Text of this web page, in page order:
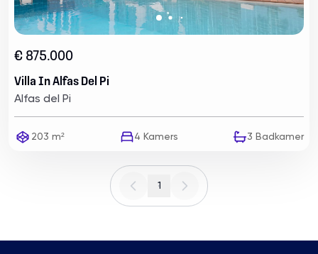
€ 875.000
Villa In Alfas Del Pi
Alfas del Pi
203 m² 4 Kamers 3 Badkamer
1